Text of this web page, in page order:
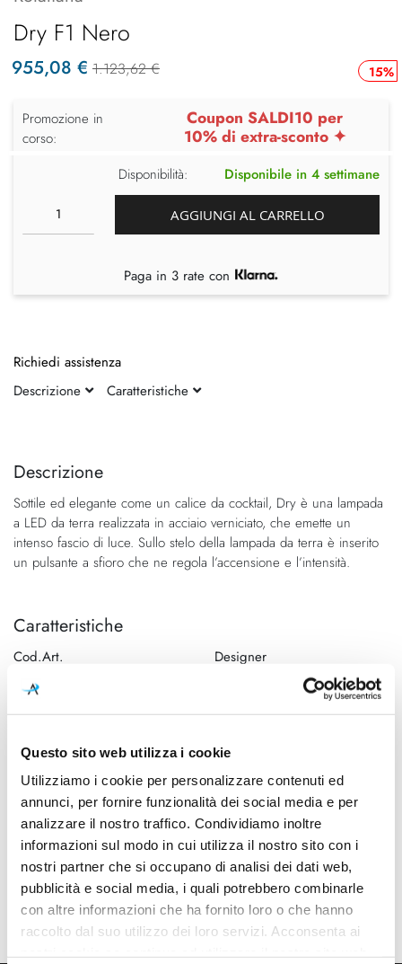
Questo sito web utilizza i cookie
Utilizziamo i cookie per personalizzare contenuti ed
annunci, per fornire funzionalità dei social media e per
analizzare il nostro traffico. Condividiamo inoltre
informazioni sul modo in cui utilizza il nostro sito con i
nostri partner che si occupano di analisi dei dati web,
pubblicità e social media, i quali potrebbero combinarle
con altre informazioni che ha fornito loro o che hanno
raccolto dal suo utilizzo dei loro servizi. Acconsenta ai
fine
galleria
di
immagini
della
di
immagini
Descrizione
Sottile ed elegante come un calice da cocktail, Dry è una lampada
a LED da terra realizzata in acciaio verniciato, che emette un
intenso fascio di luce. Sullo stelo della lampada da terra è inserito
un pulsante a sfioro che ne regola l’accensione e l’intensità.
Caratteristiche
Cod.Art.
Designer
Dante Donegani e Giovanni
Ø 260mm x Ø 265mm - H
1800mm
Led integrato
Potenza e attacco
45W - 2700K - 4500Lm -
CRI90 - 220-240V
Dimmerazione
inclusa
Classe energetica
A++, A+, A
Ean
8013210188552
Dry F1 Nero
15%
955,08 € 1.123,62 €
Promozione in
corso:
Coupon SALDI10 per
10% di extra-sconto ✦
Disponibilità: Disponibile in 4 settimane
AGGIUNGI AL CARRELLO
Paga in 3 rate con
Richiedi assistenza
Descrizione
Caratteristiche